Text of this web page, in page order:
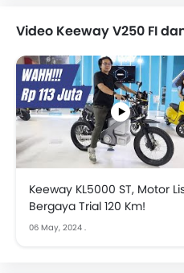
Video Keeway V250 FI
Keeway KL5000 ST, Motor
Bergaya Trial 120 Km!
06 May, 2024 .